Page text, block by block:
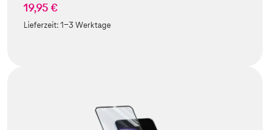
19,95 €
Lieferzeit:1-3 Werktage